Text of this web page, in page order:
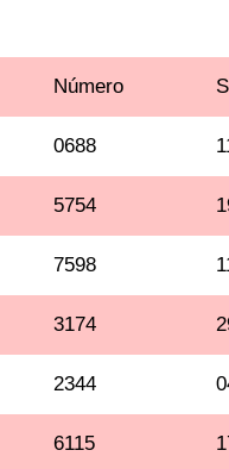
Número
0688
5754
7598
3174
2344
6115